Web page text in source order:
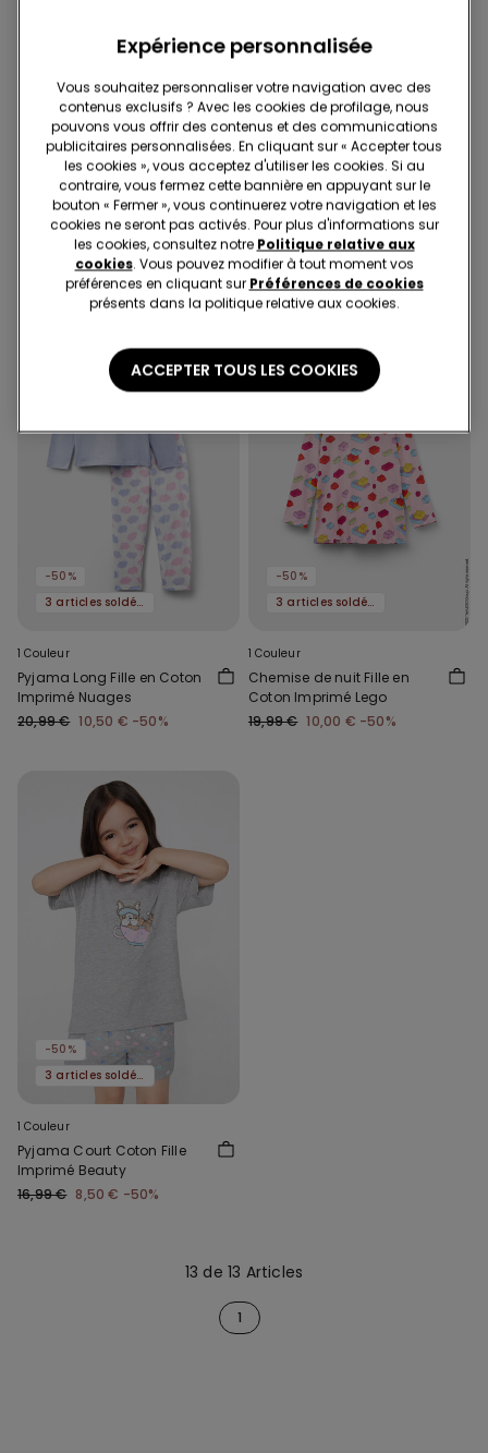
-50%
3 articles soldés, -70 %
1 Couleur
Pyjama Court Coton Fille
Imprimé Abeilles
8,50 €-50%
-50%
3 articles soldés, -70 %
1 Couleur
Pyjama Long Fille en Coton
Imprimé Chien
20,99 € 10,50 €-50%
-50%
3 articles soldés, -70 %
1 Couleur
Pyjama Long Fille en Coton
Imprimé Nuages
20,99 € 10,50 € -50%
-50%
3 articles soldés, -70 %
1 Couleur
Chemise de nuit Fille en
Coton Imprimé Lego
19,99 € 10,00 € -50%
-50%
3 articles soldés, -70 %
1 Couleur
Pyjama Court Coton Fille
Imprimé Beauty
16,99 € 8,50 € -50%
13 de 13 Articles
1
Expérience personnalisée
Vous souhaitez personnaliser votre navigation avec des
contenus exclusifs ? Avec les cookies de profilage, nous
pouvons vous offrir des contenus et des communications
publicitaires personnalisées. En cliquant sur « Accepter tous
les cookies », vous acceptez d'utiliser les cookies. Si au
contraire, vous fermez cette bannière en appuyant sur le
bouton « Fermer », vous continuerez votre navigation et les
cookies ne seront pas activés. Pour plus d'informations sur
les cookies, consultez notre Politique relative aux
cookies. Vous pouvez modifier à tout moment vos
préférences en cliquant sur Préférences de cookies
présents dans la politique relative aux cookies.
ACCEPTER TOUS LES COOKIES